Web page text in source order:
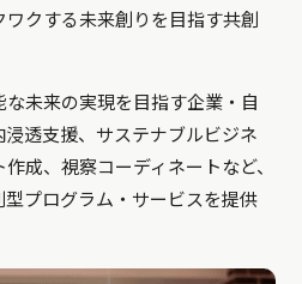
クする未来創りを目指す共創
未来の実現を目指す企業・自
透支援、サステナブルビジネ
成、視察コーディネートなど、
プログラム・サービスを提供